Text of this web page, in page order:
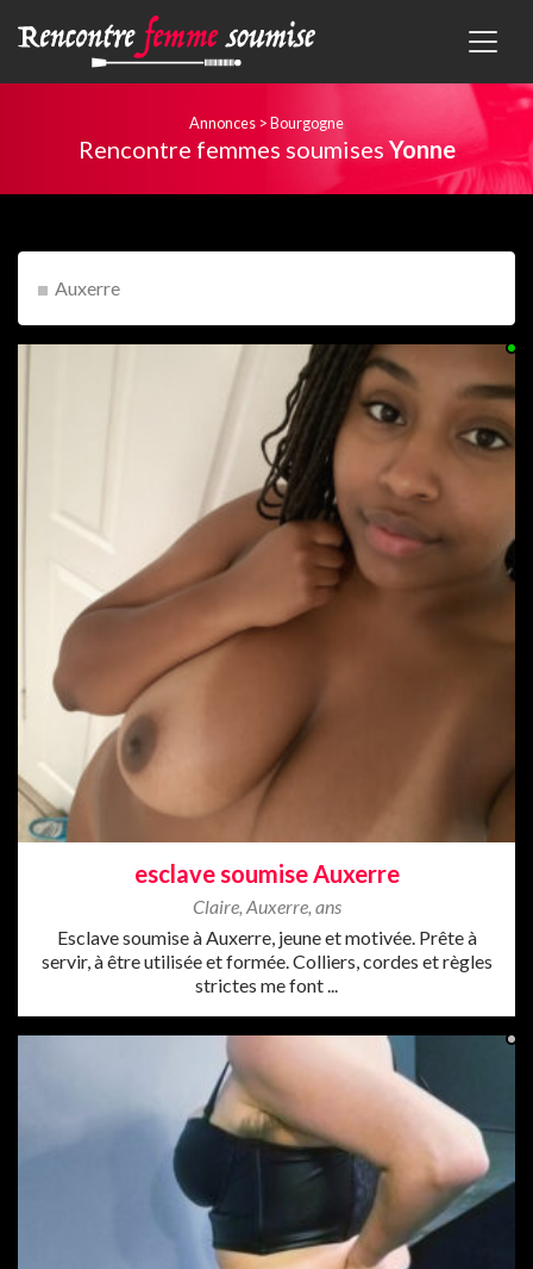
Annonces >Bourgogne
Rencontre femmes soumisesYonne
Auxerre
esclave soumise Auxerre
Claire, Auxerre, ans
Esclave soumise à Auxerre, jeune et motivée. Prête à
servir, à être utilisée et formée. Colliers, cordes et règles
strictes me font ...